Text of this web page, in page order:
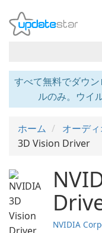
すべて無料でダウ
ルのみ。ウイ
ホーム オーデ
3D Vision Driver
NVIDIA